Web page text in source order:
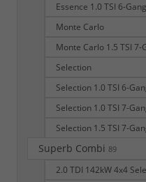
Essence 1.0 TSI 6-Gang
Monte Carlo
Monte Carlo 1.5 TSI 7-
Selection
Selection 1.0 TSI 6-
Selection 1.0 TSI 7-
Selection 1.5 TSI 7-
Superb Combi 89
2.0 TDI 142kW 4x4